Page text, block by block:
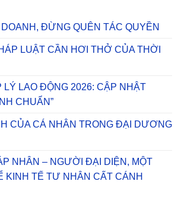
ĐỪNG QUÊN TÁC QUYỀN
LUẬT CẦN HƠI THỞ CỦA THỜI
LÝ LAO ĐỘNG 2026: CẬP NHẬT
CHUẨN”
CỦA CÁ NHÂN TRONG ĐẠI DƯƠNG
NHÂN – NGƯỜI ĐẠI DIỆN, MỘT
KINH TẾ TƯ NHÂN CẤT CÁNH